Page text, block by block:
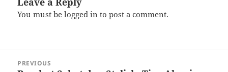
You must belogged in to post a comment.
navigation
PREVIOUS